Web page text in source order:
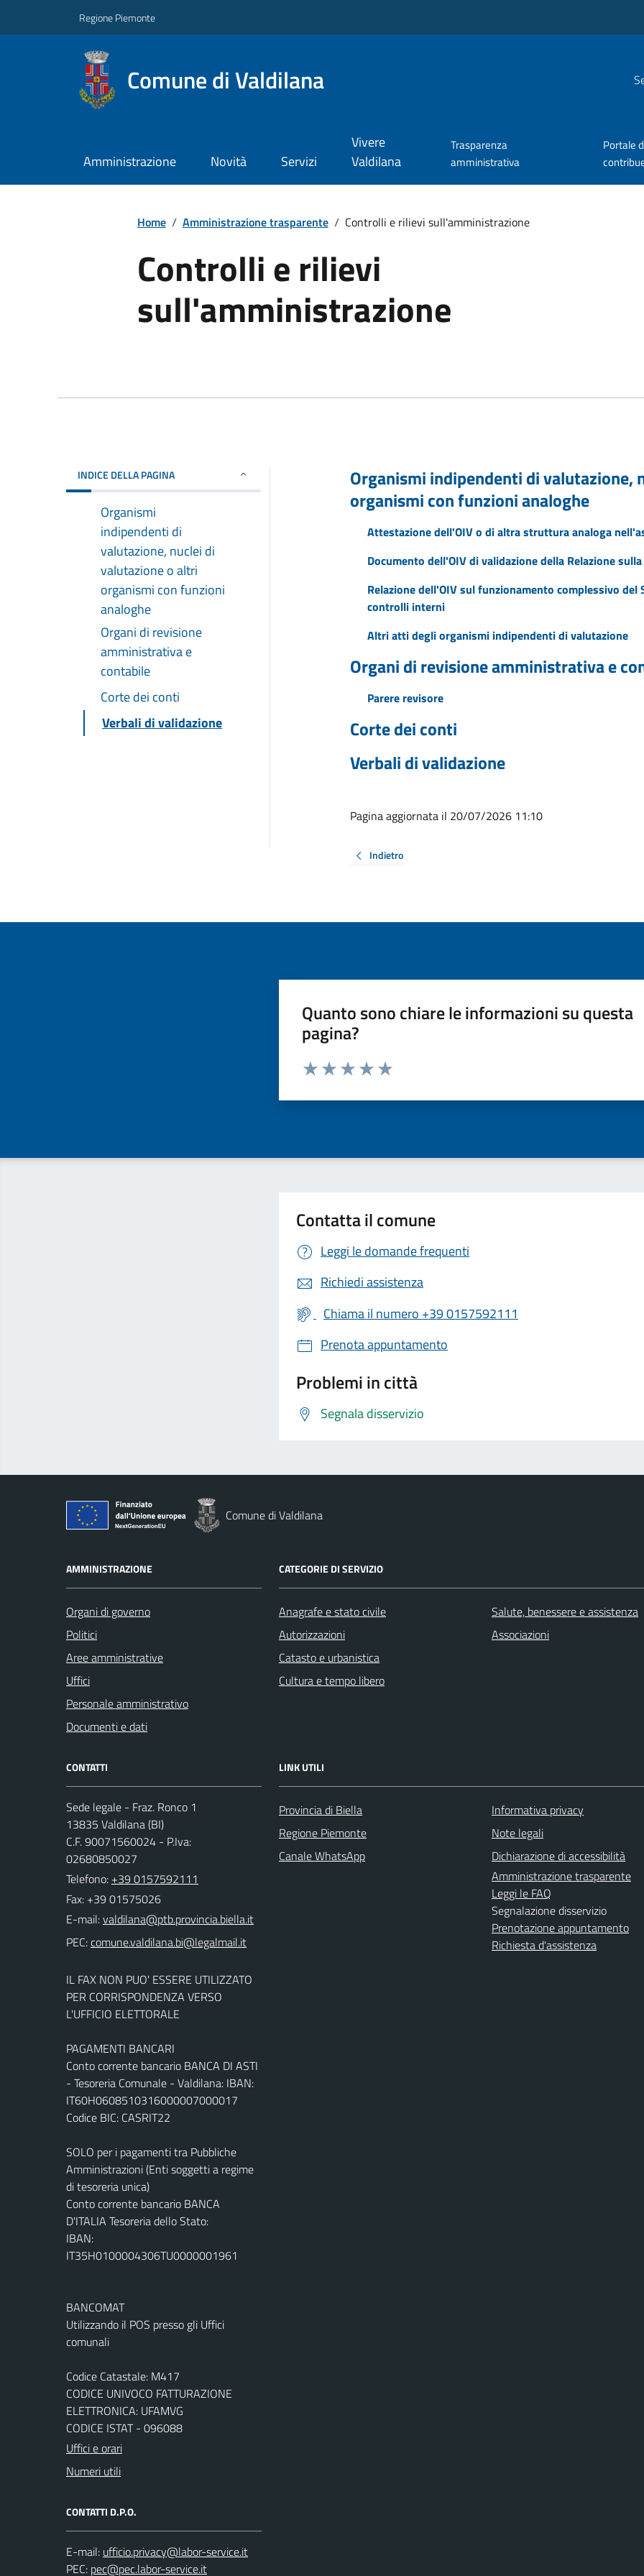
Regione Piemonte
Comune di Valdilana
Amministrazione Novità Servizi
Vivere
Valdilana
Trasparenza
amministrativa
Portale
Home / Amministrazione trasparente / Controlli e rilievi sull'amministrazione
Controlli e rilievi
sull'amministrazione
INDICE DELLA PAGINA
Organismi
indipendenti di
valutazione, nuclei di
valutazione o altri
organismi con funzioni
analoghe
Organi di revisione
amministrativa e
contabile
Corte dei conti
Verbali di validazione
Organismi indipendenti di valutazione,
organismi con funzioni analoghe
Attestazione dell'OIV o di altra struttura analoga
Documento dell'OIV di validazione della Relazione
Relazione dell'OIV sul funzionamento complessivo
controlli interni
Altri atti degli organismi indipendenti di valutazione
Organi di revisione amministrativa e
Parere revisore
Corte dei conti
Verbali di validazione
Pagina aggiornata il 20/07/2026 11:10
Indietro
Quanto sono chiare le informazioni su questa
pagina?
Valuta da 1 a 5 stelle la pagina
Contatta il comune
Leggi le domande frequenti
Richiedi assistenza
Chiama il numero +39 0157592111
Prenota appuntamento
Problemi in città
Segnala disservizio
Comune di Valdilana
AMMINISTRAZIONE
Organi di governo
Politici
Aree amministrative
Uffici
Personale amministrativo
Documenti e dati
CATEGORIE DI SERVIZIO
Anagrafe e stato civile
Autorizzazioni
Catasto e urbanistica
Cultura e tempo libero
Salute, benessere e assistenza
Associazioni
CONTATTI
Sede legale - Fraz. Ronco 1
13835 Valdilana (BI)
C.F. 90071560024 - P.Iva:
02680850027
Telefono: +39 0157592111
Fax: +39 01575026
E-mail:
PEC:
IL FAX NON PUO' ESSERE UTILIZZATO
PER CORRISPONDENZA VERSO
L'UFFICIO ELETTORALE
PAGAMENTI BANCARI
Conto corrente bancario BANCA DI ASTI
- Tesoreria Comunale - Valdilana: IBAN:
IT60H0608510316000007000017
Codice BIC: CASRIT22
SOLO per i pagamenti tra Pubbliche
Amministrazioni (Enti soggetti a regime
di tesoreria unica)
Conto corrente bancario BANCA
D'ITALIA Tesoreria dello Stato:
IBAN:
IT35H0100004306TU0000001961
BANCOMAT
Utilizzando il POS presso gli Uffici
comunali
Codice Catastale: M417
CODICE UNIVOCO FATTURAZIONE
ELETTRONICA: UFAMVG
CODICE ISTAT - 096088
Uffici e orari
Numeri utili
CONTATTI D.P.O.
E-mail:
PEC:
LINK UTILI
Provincia di Biella
Regione Piemonte
Canale WhatsApp
Informativa privacy
Note legali
Dichiarazione di accessibilità
Amministrazione trasparente
Leggi le FAQ
Segnalazione disservizio
Prenotazione appuntamento
Richiesta d'assistenza